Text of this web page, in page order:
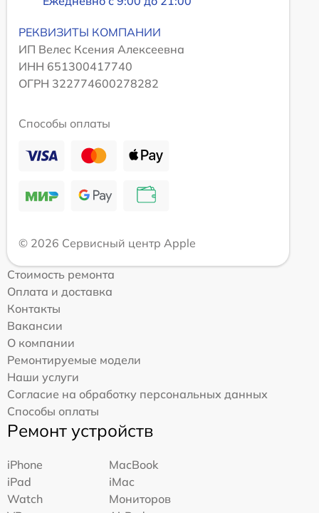
РЕКВИЗИТЫ КОМПАНИИ
ИП Велес Ксения Алексеевна
ИНН 651300417740
ОГРН 322774600278282
Способы оплаты
© 2026 Сервисный центр Apple
Стоимость ремонта
Оплата и доставка
Контакты
Вакансии
О компании
Ремонтируемые модели
Наши услуги
Согласие на обработку персональных данных
Способы оплаты
Ремонт устройств
iPhone
MacBook
iPad
iMac
Watch
Мониторов